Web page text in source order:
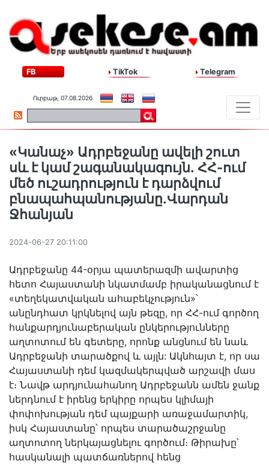
FB TikTok Telegram
Ուրբաթ, 07.08.2026
«Կանաչ» Ադրբեջանը ավելի շուտ
սև է կամ շագանակագույն․ ՀՀ-ում
մեծ ուշադրություն է դարձվում
բնապահպանությանը․Վարդան
Ջհանյան
2024-06-27 20:11:00
Ադրբեջանը 44-օրյա պատերազմի ավարտից
հետո Հայաստանի նկատմամբ իրականացնում է
«տեղեկատվական ահաբեկչություն»՝
անընդհատ կրկնելով այն թեզը, որ ՀՀ-ում գործող
հանքարդյունաբերական ընկերությունները
աղտոտում են գետերը, որոնք անցնում են նաև
Ադրբեջանի տարածքով և այլն: Ակնհայտ է, որ սա
Հայաստանի դեմ կազմակերպված արշավի մաս
է։ Նավթ արդյունահանող Ադրբեջանն ամեն ջանք
ներդնում է իրենց երկիրը որպես կլիմայի
փոփոխության դեմ պայքարի առաջամարտիկ,
իսկ Հայաստանը՝ որպես տարածաշրջանը
աղտոտող ներկայացնելու գործում։ Թիրախը՝
հասկանալի պատճառներով հենց